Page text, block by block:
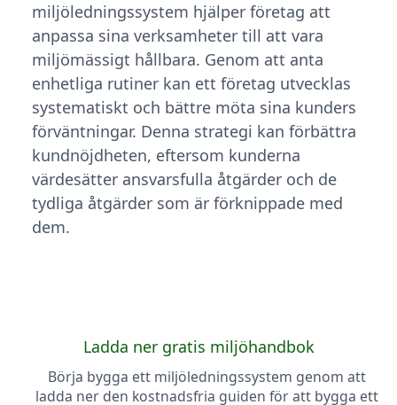
miljöledningssystem hjälper företag att
anpassa sina verksamheter till att vara
miljömässigt hållbara. Genom att anta
enhetliga rutiner kan ett företag utvecklas
systematiskt och bättre möta sina kunders
förväntningar. Denna strategi kan förbättra
kundnöjdheten, eftersom kunderna
värdesätter ansvarsfulla åtgärder och de
tydliga åtgärder som är förknippade med
dem.
Ladda ner gratis miljöhandbok
Börja bygga ett miljöledningssystem genom att
ladda ner den kostnadsfria guiden för att bygga ett